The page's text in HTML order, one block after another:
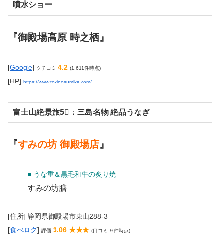
噴水ショー
『御殿場高原 時之栖』
[Google] クチコミ 4.2 (1,611件時点)
[HP] https://www.tokinosumika.com/
富士山絶景旅5⃣：三島名物 絶品うなぎ
『すみの坊 御殿場店』
■ うな重＆黒毛和牛の炙り焼
すみの坊膳
[住所] 静岡県御殿場市東山288-3
[食べログ] 評価 3.06 ★★★ (口コミ ９件時点)